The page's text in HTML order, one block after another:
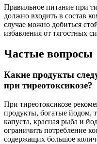
Правильное питание при
должно входить в состав
случае можно добиться
избавления от тягостных
Частые вопросы
Какие продукты
при тиреотоксикозе?
При тиреотоксикозе
продукты, богатые йодом,
капуста, красная рыба и
ограничить потребление
содержащих большое